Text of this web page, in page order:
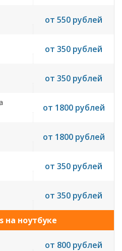
от 550 рублей
от 350 рублей
от 350 рублей
от 1800 рублей
от 1800 рублей
от 350 рублей
от 350 рублей
на ноутбуке
от 800 рублей